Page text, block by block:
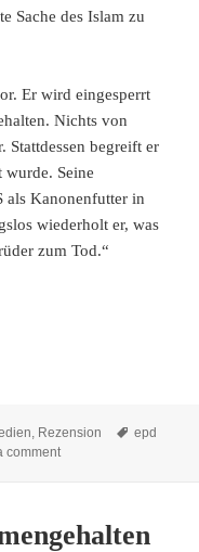
Sache des Islam zu
Er wird eingesperrt
Nichts von
Stattdessen begreift er
Seine
als Kanonenfutter in
wiederholt er, was
zum Tod.“
, Rezension Tags
epd
commenton Beinahe